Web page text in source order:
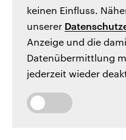
keinen Einfluss.
unserer
Anzeige und die
Datenübermittlung
jederzeit wieder